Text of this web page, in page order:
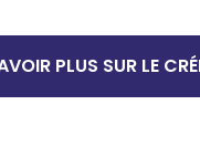
PLUS SUR LE